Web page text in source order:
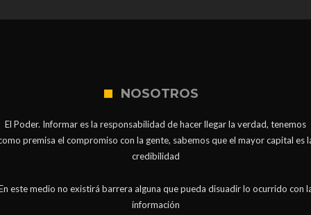
NOSOTROS
El Poder. Informar es la responsabilidad de hacer llegar la verdad, tenemos
premisa el compromiso con la gente, sabemos que el mayor capital es
credibilidad
este medio no existirá barrera alguna que pueda disuadir lo ocurrido con
información